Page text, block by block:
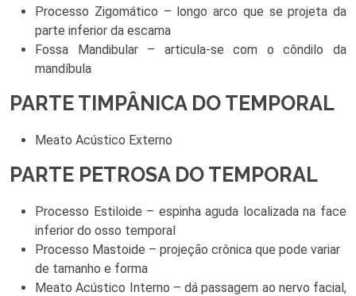
Processo Zigomático – longo arco que se projeta da
parte inferior da escama
Fossa Mandibular – articula-se com o côndilo da
mandíbula
PARTE TIMPÂNICA DO TEMPORAL
Meato Acústico Externo
PARTE PETROSA DO TEMPORAL
Processo Estiloide – espinha aguda localizada na face
inferior do osso temporal
Processo Mastoide – projeção crônica que pode variar
de tamanho e forma
Meato Acústico Interno – dá passagem ao nervo facial,